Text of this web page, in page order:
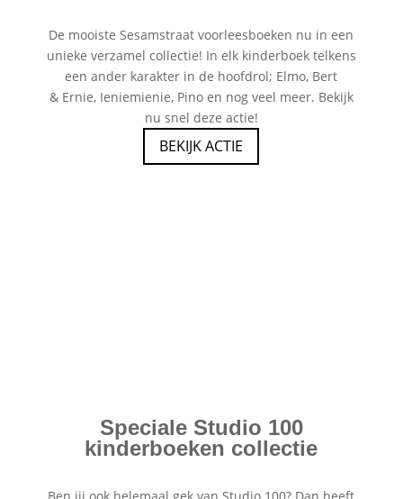
De mooiste Sesamstraat voorleesboeken nu in een
unieke verzamel collectie! In elk kinderboek telkens
een ander karakter in de hoofdrol; Elmo, Bert
& Ernie, Ieniemienie, Pino en nog veel meer. Bekijk
nu snel deze actie!
BEKIJK ACTIE
Speciale Studio 100
kinderboeken collectie
Ben jij ook helemaal gek van Studio 100? Dan heeft